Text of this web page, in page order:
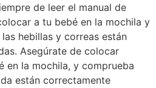
de leer el manual de
a tu bebé en la mochila y
hebillas y correas están
Asegúrate de colocar
en la mochila, y comprueba
están correctamente